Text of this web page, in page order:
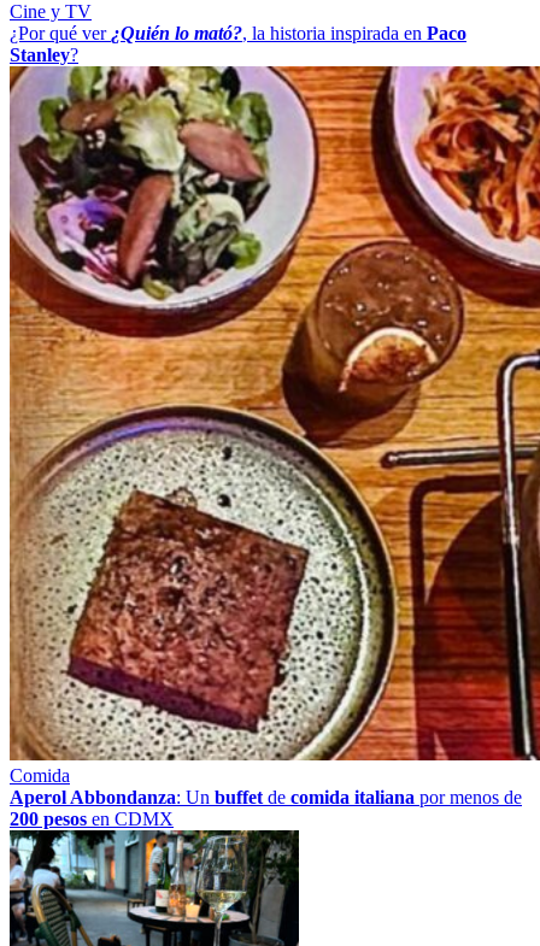
Cine y TV
¿Por qué ver¿Quién lo mató?, la historia inspirada en Paco
Stanley?
Comida
Aperol Abbondanza: Un buffetde comida italiana por menos de
200 pesos en CDMX